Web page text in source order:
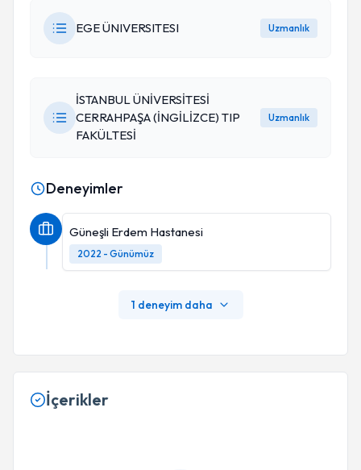
EGE ÜNIVERSITESI Uzmanlık
İSTANBUL ÜNİVERSİTESİ
CERRAHPAŞA (İNGİLİZCE) TIP
FAKÜLTESİ
Uzmanlık
Deneyimler
Güneşli Erdem Hastanesi
2022 - Günümüz
1 deneyim daha
İçerikler